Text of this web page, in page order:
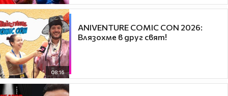
08:16
ANIVENTURE COMIC CON 2026:
Влязохме в друг свят!